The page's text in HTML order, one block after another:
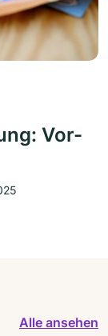
Vor-
Alle ansehen